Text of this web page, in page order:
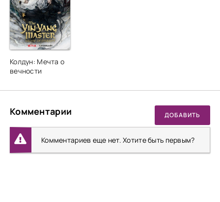
Колдун: Мечта о
вечности
Комментарии ДОБАВИТЬ
Комментариев еще нет. Хотите быть первым?